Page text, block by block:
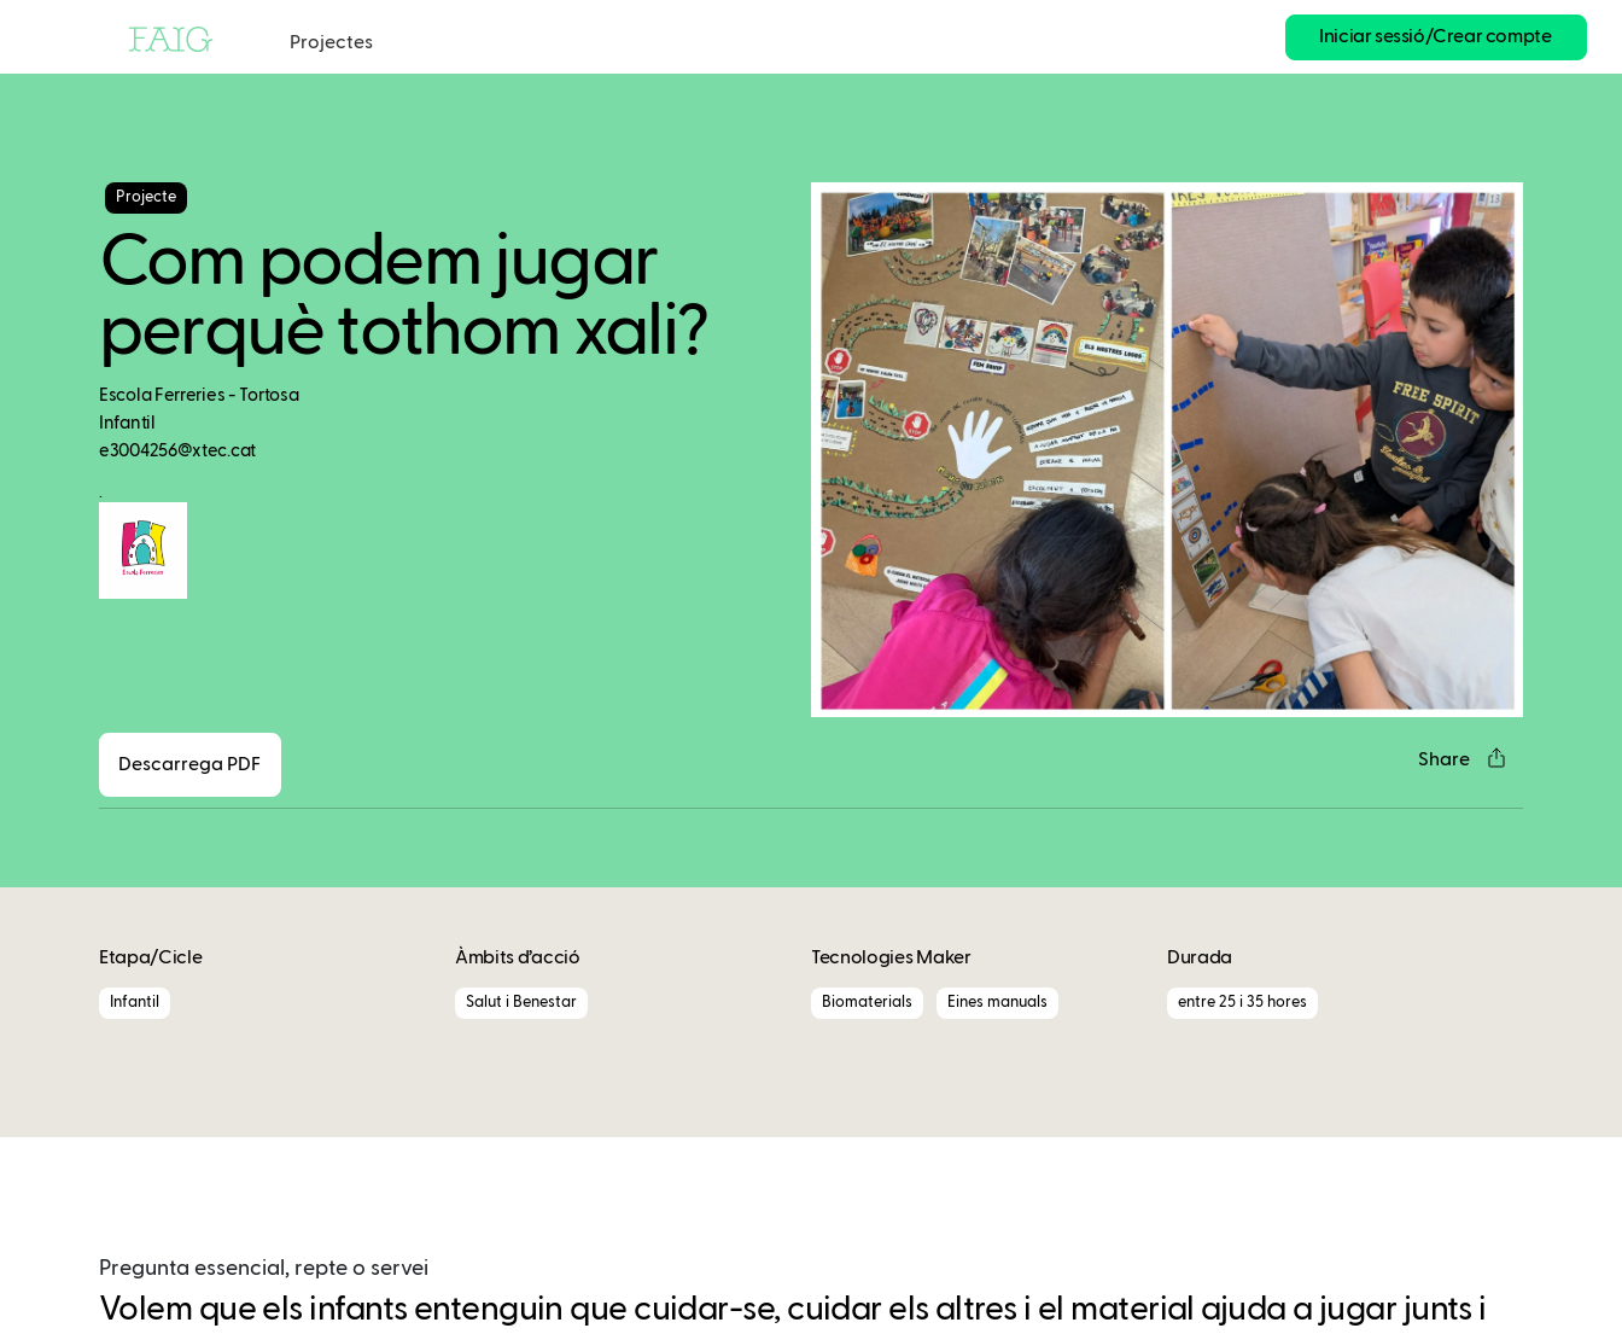
Projectes Iniciar sessió/Crear compte
Projecte
Com podem jugar
perquè tothom xali?
Escola Ferreries - Tortosa
Infantil
e3004256@xtec.cat
Descarrega PDF Share
Facebook
Twitter
LinkedIn
WhatsApp
Reddit
GmailEmail
Etapa/Cicle
Infantil
Àmbits d’acció
Salut i Benestar
Tecnologies Maker
Biomaterials Eines manuals
Durada
entre 25 i 35 hores
Pregunta essencial, repte o servei
Volem que els infants entenguin que cuidar-se, cuidar els altres i el material ajuda a jugar junts i